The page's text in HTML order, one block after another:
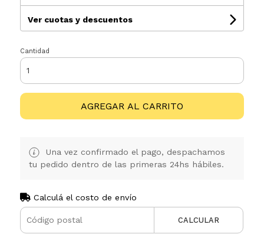
Ver cuotas y descuentos
Cantidad
AGREGAR AL CARRITO
Una vez confirmado el pago, despachamos
tu pedido dentro de las primeras 24hs hábiles.
Calculá el costo de envío
CALCULAR